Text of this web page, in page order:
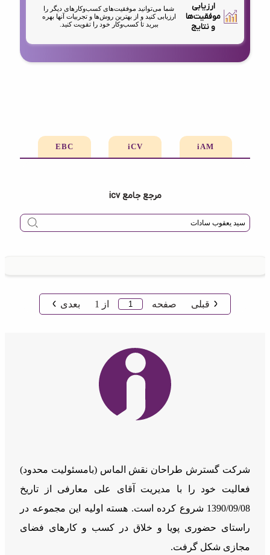
ارزیابی
موفقیت‌ها
و نتایج
شما می‌توانید موفقیت‌های کسب‌وکارهای دیگر را
ارزیابی کنید و از بهترین روش‌ها و تجربیات آنها بهره
ببرید تا کسب‌وکار خود را تقویت کنید.
iAM
iCV
EBC
مرجع جامع icv
قبلی صفحه از 1 بعدی
شرکت گسترش طراحان نقش الماس (بامسئوليت محدود)
فعالیت خود را با مدیریت آقای علی معارفی از تاریخ
1390/09/08 شروع کرده است. هسته اولیه این مجموعه در
راستای حضوری پویا و خلاق در کسب و کارهای فضای
مجازی شکل گرفت.